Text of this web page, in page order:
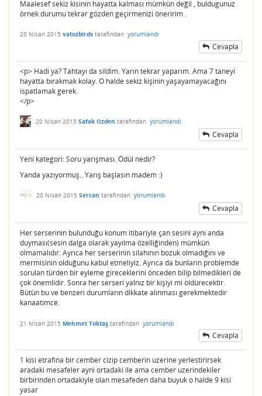
Maalesef sekiz kisinin hayatta kalması mümkün değil , buldugunuz
örnek durumu tekrar gözden geçirmenizi öneririm .
20 Nisan 2015 vatozbirds tarafından yorumlandı
Cevapla
<p> Hadi ya? Tahtayı da sildim. Yarın tekrar yaparım. Ama 7 taneyi
hayatta bırakmak kolay. O halde sekiz kişinin yaşayamayacağını
ispatlamak gerek.
</p>
20 Nisan 2015 Safak Ozden tarafından yorumlandı
Cevapla
Yeni kategori: Soru yarışması. Ödül nedir?
Yanda yazıyormuş.. Yarış başlasın madem :)
20 Nisan 2015 Sercan tarafından yorumlandı
Cevapla
Her serserinin bulunduğu konum itibariyle çan sesini aynı anda
duyması(sesin dalga olarak yayılma özelliğinden) mümkün
olmamalıdır. Ayrıca her serserinin silahının bozuk olmadığını ve
mermisinin olduğunu kabul etmeliyiz. Ayrıca da bunların problemde
sorulan türden bir eyleme gireceklerini önceden bilip bilmedikleri de
çok önemlidir. Sonra her serseri yalnız bir kişiyi mi öldürecektir.
Bütün bu ve benzeri durumların dikkate alınması gerekmektedir
kanaatimce.
21 Nisan 2015 Mehmet Toktaş tarafından yorumlandı
Cevapla
1 kisi etrafina bir cember cizip cemberin uzerine yerlestirirsek
aradaki mesafeler ayni ortadaki ile ama cember uzerindekiler
birbirinden ortadakiyle olan mesafeden daha buyuk o halde 9 kisi
yasar